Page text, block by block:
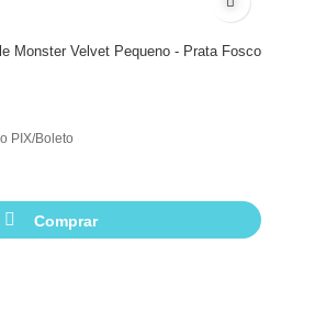
Adicionar
Monster Velvet Pequeno - Prata Fosco
PIX/Boleto
Comprar